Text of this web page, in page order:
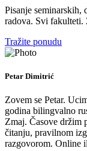
Pisanje seminarskih,
radova. Svi fakulteti.
Tražite ponudu
Petar Dimitrić
Zovem se Petar.
godina bilingvalno
Zmaj. Časove držim
čitanju, pravilnom
razgovorom. Online